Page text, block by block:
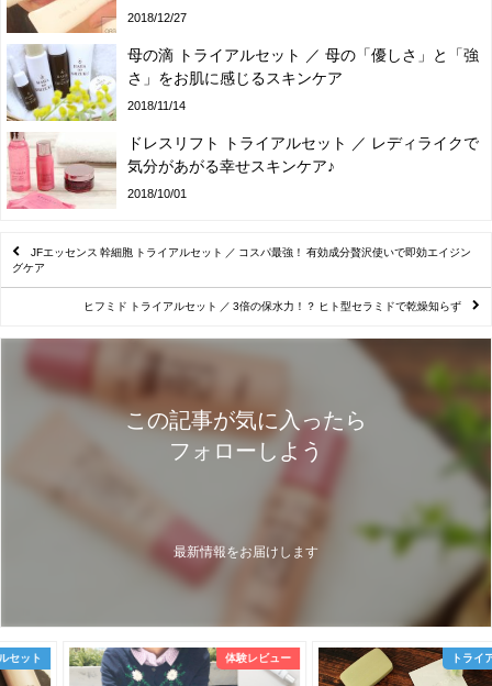
2018/12/27
母の滴 トライアルセット ／ 母の「優しさ」と「強
さ」をお肌に感じるスキンケア
2018/11/14
ドレスリフト トライアルセット ／ レディライクで
気分があがる幸せスキンケア♪
2018/10/01
JFエッセンス 幹細胞 トライアルセット ／ コスパ最強！ 有効成分贅沢使いで即効エイジン
グケア
ヒフミド トライアルセット ／ 3倍の保水力！？ ヒト型セラミドで乾燥知らず
この記事が気に入ったら
フォローしよう
最新情報をお届けします
体験レビュー トライアルセット